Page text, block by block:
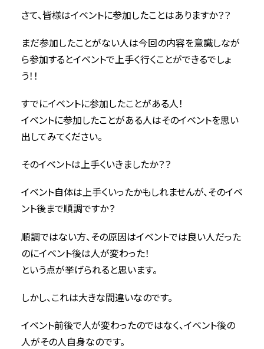
さて、皆様はイベントに参加したことはありますか？？
まだ参加したことがない人は今回の内容を意識しなが
ら参加するとイベントで上手く行くことができるでしょ
う！！
すでにイベントに参加したことがある人！
イベントに参加したことがある人はそのイベントを思い
出してみてください。
そのイベントは上手くいきましたか？？
イベント自体は上手くいったかもしれませんが、そのイベ
ント後まで順調ですか？
順調ではない方、その原因はイベントでは良い人だった
のにイベント後は人が変わった！
という点が挙げられると思います。
しかし、これは大きな間違いなのです。
イベント前後で人が変わったのではなく、イベント後の
人がその人自身なのです。